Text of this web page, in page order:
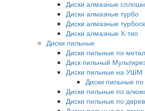
Диски алмазные
Диски алмазные турбо
Диски алмазные
Диски алмазные Х-тип
Диски пильные
Диски пильные по
Диск пильный
Диски пильные на УШМ
Диски пильные
Диски пильные по
Диски пильные по